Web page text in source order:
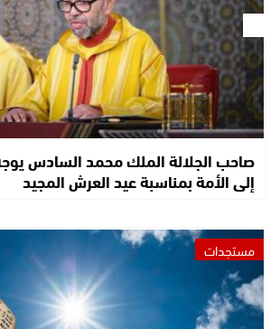
صاحب الجلالة الملك محمد السادس
إلى الأمة بمناسبة عيد العرش المجيد
مستجدات